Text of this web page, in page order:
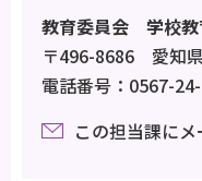
教育委員会 学校教
〒496-8686 愛知
電話番号：0567-
この担当課に